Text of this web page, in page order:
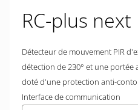
RC-plus next
Détecteur de mouvement PIR
détection de 230° et une portée
doté d'une protection anti-
Interface de communication